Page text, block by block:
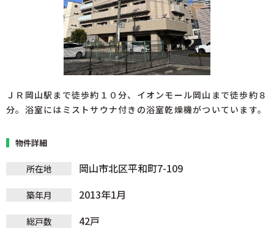
ＪＲ岡山駅まで徒歩約１０分、イオンモール岡山まで徒歩約８
分。浴室にはミストサウナ付きの浴室乾燥機がついています。
物件詳細
所在地 岡山市北区平和町7-109
築年月 2013年1月
総戸数 42戸